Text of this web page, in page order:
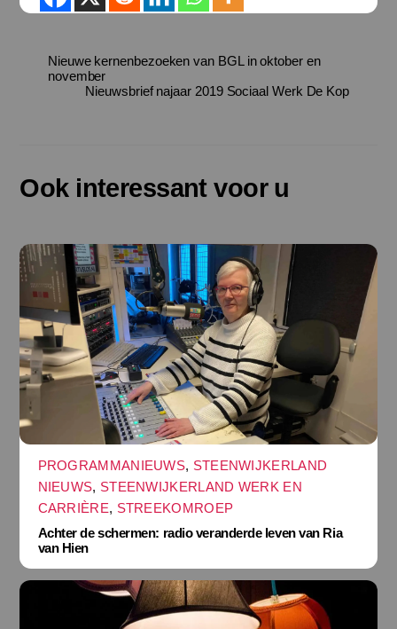
Nieuwe kernenbezoeken van BGL in oktober en
november
Nieuwsbrief najaar 2019 Sociaal Werk De Kop
Ook interessant voor u
PROGRAMMANIEUWS, STEENWIJKERLAND
NIEUWS, STEENWIJKERLAND WERK EN
CARRIÈRE, STREEKOMROEP
Achter de schermen: radio veranderde leven van Ria
van Hien